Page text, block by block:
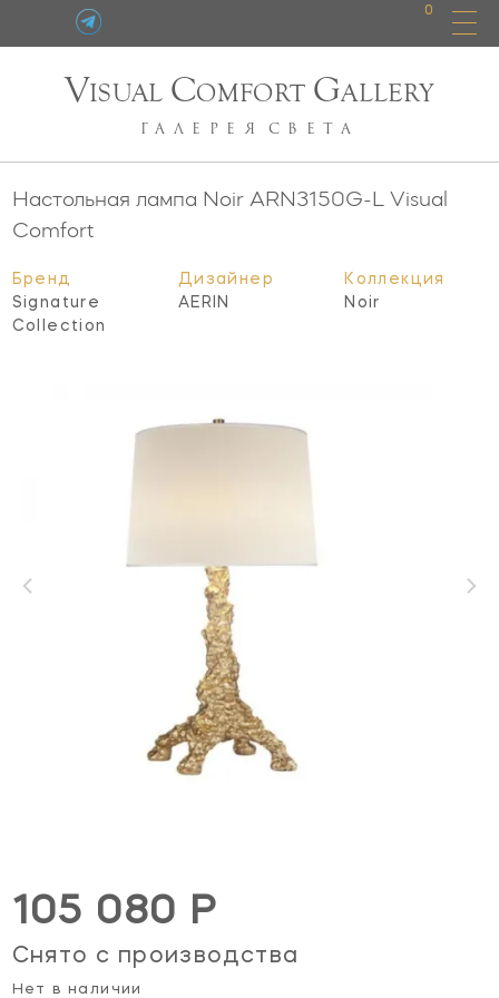
0
VISUAL COMFORT GALLERY
ГАЛЕРЕЯ СВЕТА
Настольная лампа Noir ARN3150G-L
Visual
Comfort
Бренд
Signature
Collection
Дизайнер
AERIN
Коллекция
Noir
105 080 Р
Снято с производства
Нет в наличии